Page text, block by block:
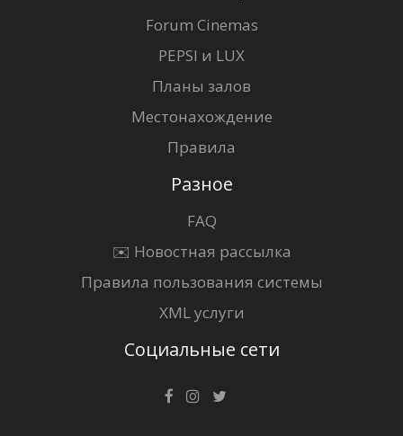
Forum Cinemas
PEPSI и LUX
Планы залов
Местонахождение
Правила
Разное
FAQ
✉️ Новостная рассылка
Правила пользования системы
XML услуги
Социальные сети